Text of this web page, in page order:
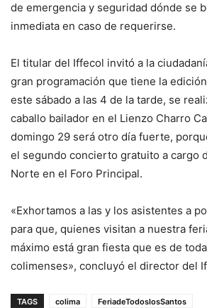
de emergencia y seguridad dónde se
inmediata en caso de requerirse.
El titular del Iffecol invitó a la
gran programación que tiene la
este sábado a las 4 de la tarde, se
caballo bailador en el Lienzo Charro
domingo 29 será otro día fuerte,
el segundo concierto gratuito a cargo
Norte en el Foro Principal.
«Exhortamos a las y los asistentes a
para que, quienes visitan a nuestra
máximo está gran fiesta que es de
colimenses», concluyó el director del
TAGS colima FeriadeTodoslosSantos